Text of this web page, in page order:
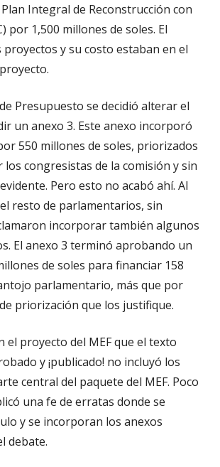
Integral de Reconstrucción con
por 1,500 millones de soles. El
proyectos y su costo estaban en el
Presupuesto se decidió alterar el
un anexo 3. Este anexo incorporó
550 millones de soles, priorizados
congresistas de la comisión y sin
Pero esto no acabó ahí. Al
resto de parlamentarios, sin
incorporar también algunos
El anexo 3 terminó aprobando un
de soles para financiar 158
parlamentario, más que por
priorización que los justifique.
el proyecto del MEF que el texto
y ¡publicado! no incluyó los
central del paquete del MEF. Poco
una fe de erratas donde se
y se incorporan los anexos
debate.